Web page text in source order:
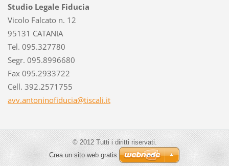
Studio Legale Fiducia
Vicolo Falcato n. 12
95131 CATANIA
Tel. 095.327780
Segr. 095.8996680
Fax 095.2933722
Cell. 392.2571755
avv.antoninofiducia@tiscali.it
© 2012 Tutti i diritti riservati.
Crea un sito web gratis